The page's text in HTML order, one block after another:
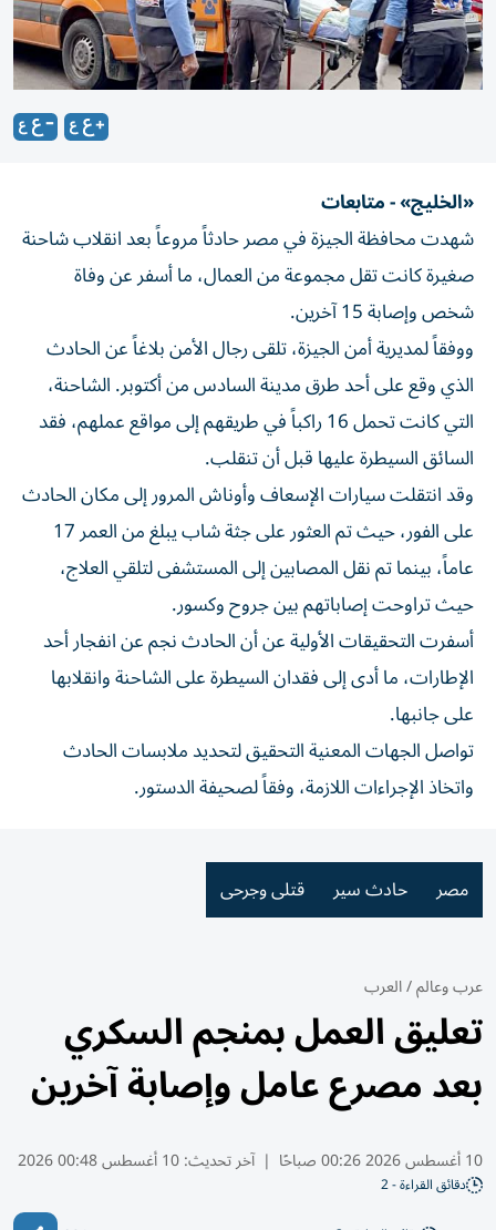
«الخليج» - متابعات
شهدت محافظة الجيزة في مصر حادثاً مروعاً بعد انقلاب شاحنة
صغيرة كانت تقل مجموعة من العمال، ما أسفر عن وفاة
شخص وإصابة 15 آخرين.
ووفقاً لمديرية أمن الجيزة، تلقى رجال الأمن بلاغاً عن الحادث
الذي وقع على أحد طرق مدينة السادس من أكتوبر. الشاحنة،
التي كانت تحمل 16 راكباً في طريقهم إلى مواقع عملهم، فقد
السائق السيطرة عليها قبل أن تنقلب.
وقد انتقلت سيارات الإسعاف وأوناش المرور إلى مكان الحادث
على الفور، حيث تم العثور على جثة شاب يبلغ من العمر 17
عاماً، بينما تم نقل المصابين إلى المستشفى لتلقي العلاج،
حيث تراوحت إصاباتهم بين جروح وكسور.
أسفرت التحقيقات الأولية عن أن الحادث نجم عن انفجار أحد
الإطارات، ما أدى إلى فقدان السيطرة على الشاحنة وانقلابها
على جانبها.
تواصل الجهات المعنية التحقيق لتحديد ملابسات الحادث
واتخاذ الإجراءات اللازمة، وفقاً لصحيفة الدستور.
مصر حادث سير قتلى وجرحى
عرب وعالم/العرب
تعليق العمل بمنجم السكري
بعد مصرع عامل وإصابة آخرين
10 أغسطس 2026 00:26 صباحًا | آخر تحديث:10 أغسطس 00:48 2026
دقائق القراءة - 2